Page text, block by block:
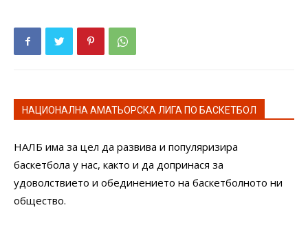
НАЦИОНАЛНА АМАТЬОРСКА ЛИГА ПО БАСКЕТБОЛ
НАЛБ има за цел да развива и популяризира
баскетбола у нас, както и да допринася за
удоволствието и обединението на баскетболното ни
общество.